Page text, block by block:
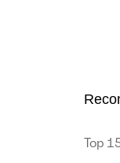
Top